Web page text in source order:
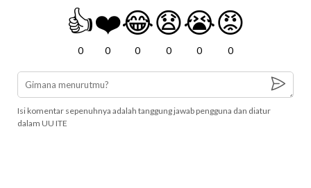
👍
0
❤️
0
😂
0
😧
0
😭
0
😡
0
Isi komentar sepenuhnya adalah tanggung jawab pengguna dan diatur
dalam UU ITE